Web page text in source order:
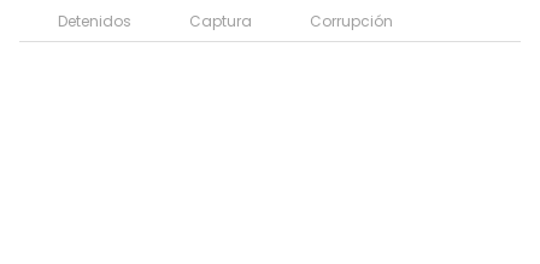
Detenidos
Captura Corrupción